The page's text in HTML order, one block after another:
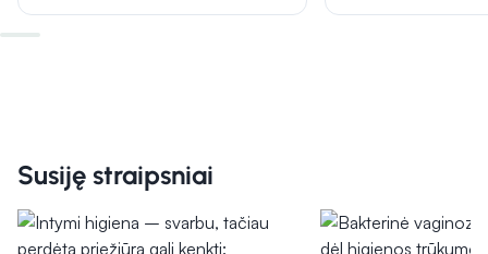
Susiję straipsniai